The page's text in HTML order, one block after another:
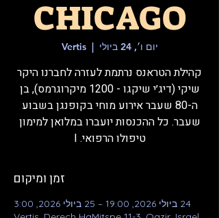
CHICAGO
יום ו׳, 24 ביולי
  |
Vertis
קהילת הטראנס נרתמת לעזרה לחברנו היקר
שיקי (דיג׳י שיקגו - 1200 מיקרוגרמס), בן
ה-80 שעבר אירוע מוחי בקופנגן בשבוע
שעבר. כל ההכנסות יועברו במלואן למימון
טיפולו הרפואי. I
זמן ומיקום
24 ביולי 2026, 19:00 – 25 ביולי 2026, 3:00